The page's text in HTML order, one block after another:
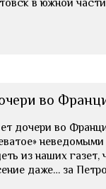
в южной
во
дочери во
из наших газет,
даже… за